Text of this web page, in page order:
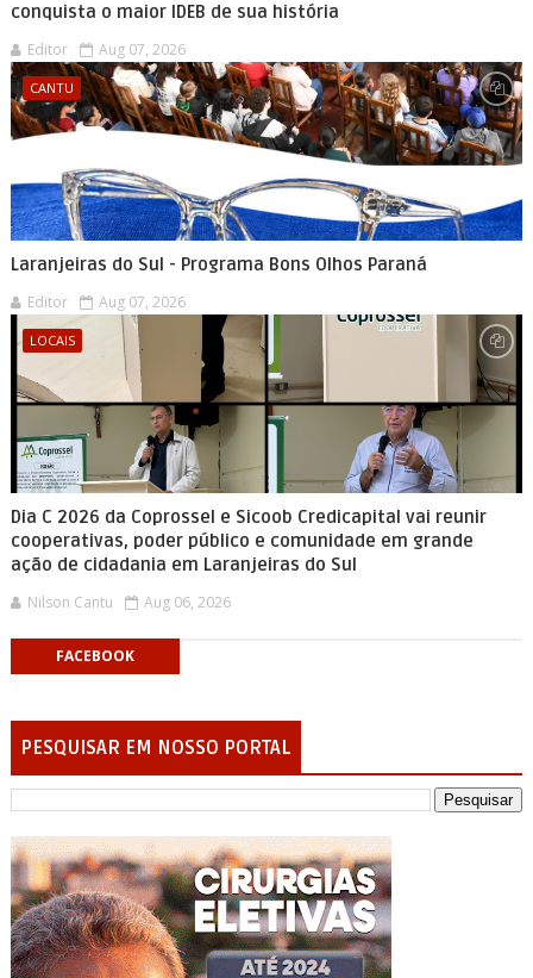
conquista o maior IDEB de sua história
Editor Aug 07, 2026
CANTU
Laranjeiras do Sul - Programa Bons Olhos Paraná
Editor Aug 07, 2026
LOCAIS
Dia C 2026 da Coprossel e Sicoob Credicapital vai reunir
cooperativas, poder público e comunidade em grande
ação de cidadania em Laranjeiras do Sul
Nilson Cantu Aug 06, 2026
FACEBOOK
PESQUISAR EM NOSSO PORTAL